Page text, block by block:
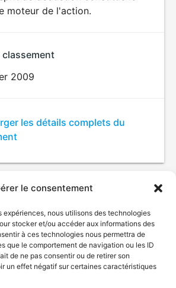
le consentement
expériences, nous utilisons des technologies
stocker et/ou accéder aux informations des
à ces technologies nous permettra de
que le comportement de navigation ou les ID
de ne pas consentir ou de retirer son
un effet négatif sur certaines caractéristiques
moteur de l'action.
classement
2009
les détails complets du
du Québec, 2026